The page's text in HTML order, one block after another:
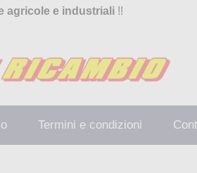
agricole e industriali !!
Termini e condizioni